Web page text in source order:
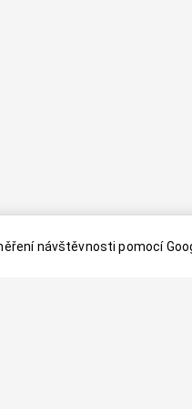
návštěvnosti pomocí